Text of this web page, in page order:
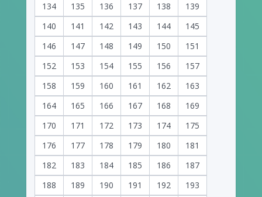
134
135 136 137 138
139
140
141 142 143 144
145
146
147 148 149 150
151
152
153 154 155 156
157
158
159 160 161 162
163
164
165 166 167 168
169
170
171 172 173 174
175
176
177 178 179 180
181
182
183 184 185 186
187
188
189 190 191 192
193